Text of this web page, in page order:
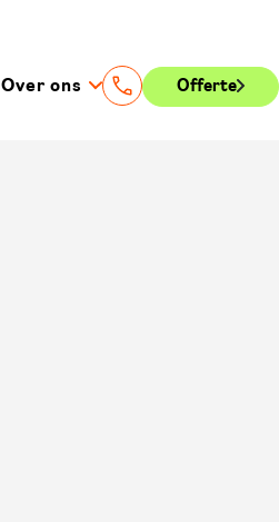
Over ons Offerte